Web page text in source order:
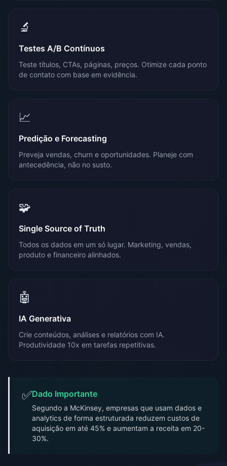
🔬
Testes A/B Contínuos
Teste títulos, CTAs, páginas, preços. Otimize cada ponto
de contato com base em evidência.
📈
Predição e Forecasting
Preveja vendas, churn e oportunidades. Planeje com
antecedência, não no susto.
🧩
Single Source of Truth
Todos os dados em um só lugar. Marketing, vendas,
produto e financeiro alinhados.
🤖
IA Generativa
Crie conteúdos, análises e relatórios com IA.
Produtividade 10x em tarefas repetitivas.
✅Dado Importante
Segundo a McKinsey, empresas que usam dados e
analytics de forma estruturada reduzem custos de
aquisição em até 45% e aumentam a receita em 20-
30%.